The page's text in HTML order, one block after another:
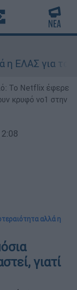
για τους 8
Το Netflix έφερε
κρυφό νο1 στην
αλλά η
γιατί